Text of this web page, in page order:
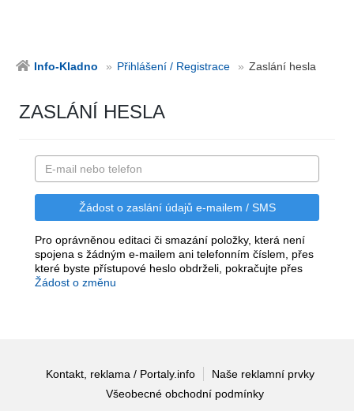
Info-Kladno Přihlášení / Registrace Zaslání hesla
ZASLÁNÍ HESLA
Pro oprávněnou editaci či smazání položky, která není
spojena s žádným e-mailem ani telefonním číslem, přes
které byste přístupové heslo obdrželi, pokračujte přes
Žádost o změnu
Kontakt, reklama / Portaly.info
Naše reklamní prvky
Všeobecné obchodní podmínky